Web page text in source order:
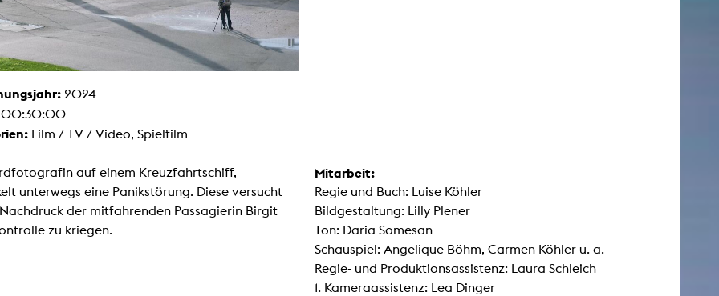
2024
00:30:00
Film / TV / Video, Spielfilm
auf einem Kreuzfahrtschiff,
unterwegs eine Panikstörung. Diese versucht
der mitfahrenden Passagierin Birgit
zu kriegen.
Mitarbeit:
Regie und Buch: Luise Köhler
Bildgestaltung: Lilly Plener
Ton: Daria Somesan
Schauspiel: Angelique Böhm, Carmen Köhler u. a.
Regie- und Produktionsassistenz: Laura Schleich
1. Kameraassistenz: Lea Dinger
Malerei / Skulptur
Multispecies Storytelling
Netze
Videokunst / Performance
Kunst / Globaler Süden
mit erweitertem Materialbegriff
Studies in Künsten und Wissenschaft
Aula
Case – Projektraum Fotgrafie
3-D-Labor
exMedia Lab